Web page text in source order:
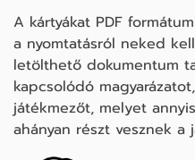
A kártyákat PDF
a nyomtatásról neked
letölthető dokumentum
kapcsolódó
játékmezőt, melyet
ahányan részt vesznek a